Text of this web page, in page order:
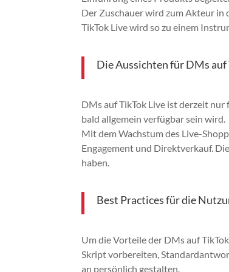
Der Zuschauer wird zum Akteur in
TikTok Live wird so zu einem
Die Aussichten für DMs auf
DMs auf TikTok Live ist derzeit
bald allgemein verfügbar sein wird.
Mit dem Wachstum des Live-
Engagement und Direktverkauf.
haben.
Best Practices für die
Um die Vorteile der DMs auf
Skript vorbereiten,
an persönlich gestalten.